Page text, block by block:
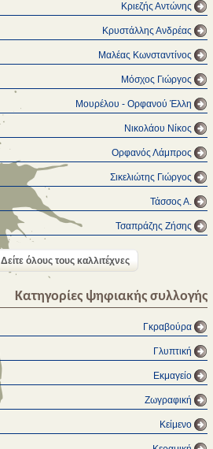
Κριεζής Αντώνης
Κρυστάλλης Ανδρέας
Μαλέας Κωνσταντίνος
Μόσχος Γιώργος
Μουρέλου - Ορφανού Έλλη
Νικολάου Νίκος
Ορφανός Λάμπρος
Σικελιώτης Γιώργος
Τάσσος Α.
Τσαπράζης Ζήσης
Δείτε όλους τους καλλιτέχνες
Κατηγορίες ψηφιακής συλλογής
Γκραβούρα
Γλυπτική
Εκμαγείο
Ζωγραφική
Κείμενο